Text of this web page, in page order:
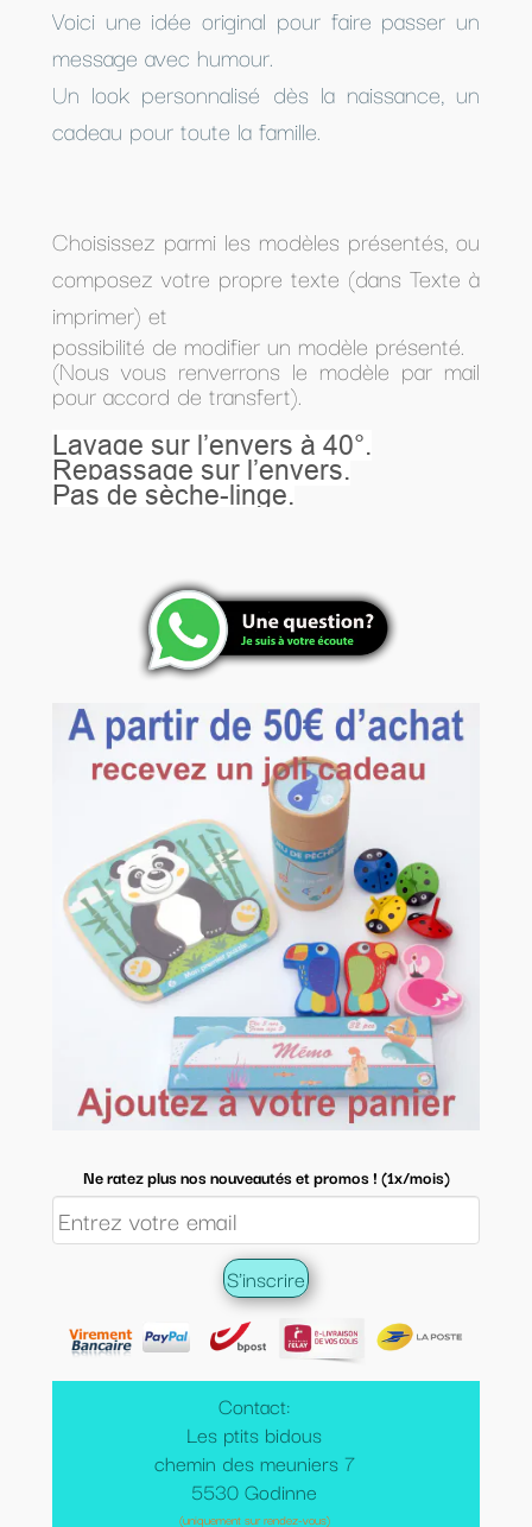
Contact:
Les ptits bidous
chemin des meuniers 7
5530 Godinne
(uniquement sur rendez-vous)
Ne ratez plus nos nouveautés et promos ! (1x/mois)
Voici une idée original pour faire passer un
message avec humour.
Un look personnalisé dès la naissance, un
cadeau pour toute la famille.
Choisissez parmi les modèles présentés, ou
composez votre propre texte (dans Texte à
imprimer) et
possibilité de modifier un modèle présenté.
(Nous vous renverrons le modèle par mail
pour accord de transfert).
Lavage sur l’envers à 40°.
Repassage sur l’envers.
Pas de sèche-linge.